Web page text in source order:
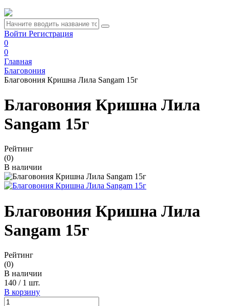
Войти Регистрация
0
0
Главная
Благовония
Благовония Кришна Лила Sangam 15г
Благовония Кришна Лила
Sangam 15г
Рейтинг
(0)
В наличии
Благовония Кришна Лила
Sangam 15г
Рейтинг
(0)
В наличии
140 / 1 шт.
В корзину